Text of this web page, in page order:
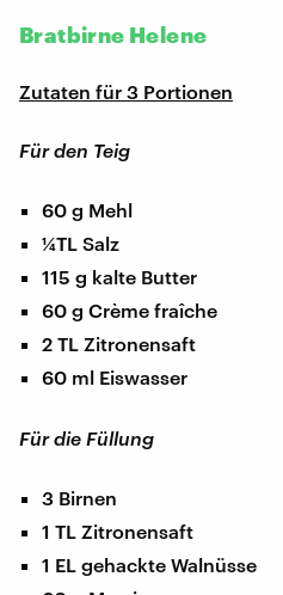
Bratbirne Helene
Zutaten für 3 Portionen
Für den Teig
60 g Mehl
¼TL Salz
115 g kalte Butter
60 g Crème fraîche
2 TL Zitronensaft
60 ml Eiswasser
Für die Füllung
3 Birnen
1 TL Zitronensaft
1 EL gehackte Walnüsse